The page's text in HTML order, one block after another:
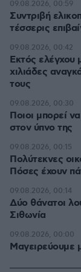
Συντριβή
τέσσερις
09.08.2026, 00:59
Εκτός ελέγχου
χιλιάδες
τους
09.08.2026, 00:42
Ποιοι μπορεί
στον ύπνο της
09.08.2026, 00:30
Πολύτεκνες
Πόσες έχουν
09.08.2026, 00:15
Δύο θάνατοι
Σιθωνία
09.08.2026, 00:14
Μαγειρεύουμε
09.08.2026, 00:00